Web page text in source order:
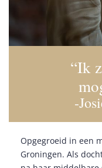
“Ik
-
Opgegroeid in een
Groningen. Als